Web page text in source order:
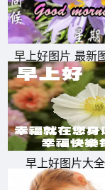
15、你喜欢的人
事情。
早上好图片 最新
早上好图片大